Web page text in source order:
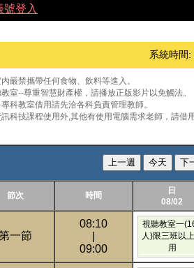
號登入
系統時間:
嚴禁攜帶任何食物、飲料等進入。
室--尊重智慧財產權，請播放正版影片以免觸法。
科教室借用請先洽各科負責管理教師。
科技課程使用外,其他有使用電腦需求老師，請借用
上一週 今天 下
節次 時間
日
08/02
一節
08:10
09:00
視聽教室一
人)限三班以
用